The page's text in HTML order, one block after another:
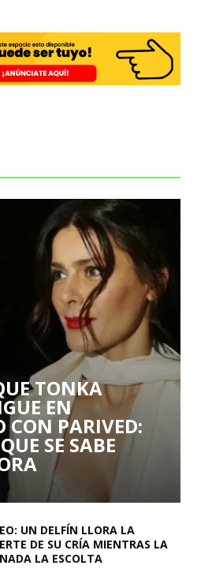
TONKA
EN
CON PARIVED:
SE SABE
UN DELFÍN LLORA LA
DE SU CRÍA MIENTRAS LA
LA ESCOLTA